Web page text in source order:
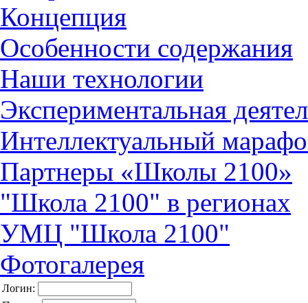
Концепция
Особенности содержания
Наши технологии
Экспериментальная
Интеллектуальный
Партнеры «Школы 2100»
"Школа 2100" в регионах
УМЦ "Школа 2100"
Фотогалерея
Логин: